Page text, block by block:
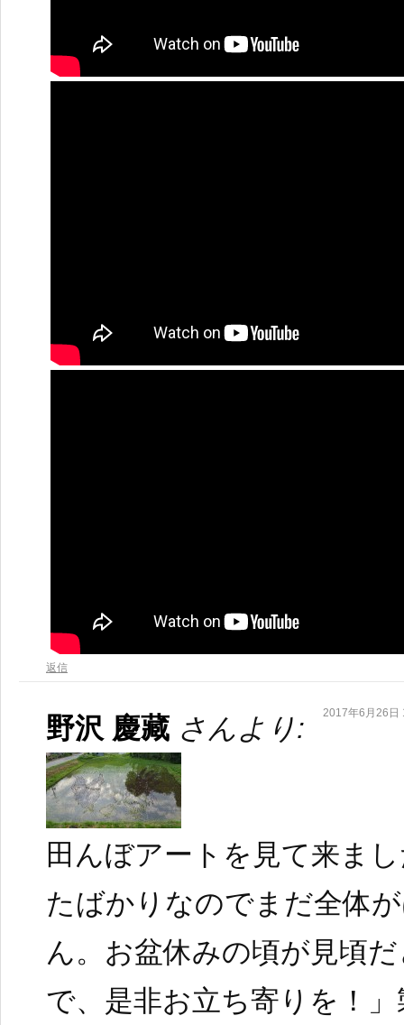
返信
野沢 慶藏 さんより: 2017年6月26日
田んぼアートを見て来ま
たばかりなのでまだ全体
ん。お盆休みの頃が見頃
で、是非お立ち寄りを！